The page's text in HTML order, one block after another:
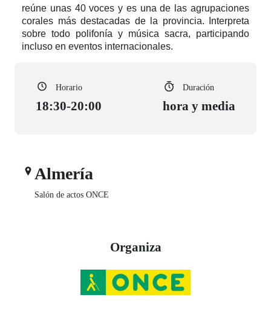
reúne unas 40 voces y es una de las agrupaciones
corales más destacadas de la provincia. Interpreta
sobre todo polifonía y música sacra, participando
incluso en eventos internacionales.
Horario
18:30-20:00
Duración
hora y media
Almería
Salón de actos ONCE
Organiza